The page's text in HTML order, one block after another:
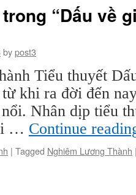
“Dấu về
bypost3
Tiểu thuyết
khi ra đời đến
Nhân dịp tiểu
… Continue
| Tagged Nghiêm Lương Thành